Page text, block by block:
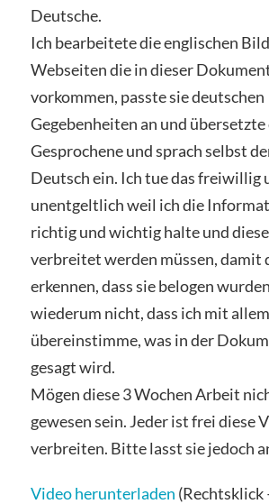
Deutsche.
Ich bearbeitete die englischen
Webseiten die in dieser
vorkommen, passte sie deutschen
Gegebenheiten an und übersetzte
Gesprochene und sprach selbst
Deutsch ein. Ich tue das freiwillig
unentgeltlich weil ich die
richtig und wichtig halte und
verbreitet werden müssen, damit
erkennen, dass sie belogen
wiederum nicht, dass ich mit
übereinstimme, was in der
gesagt wird.
Mögen diese 3 Wochen Arbeit
gewesen sein. Jeder ist frei diese
verbreiten. Bitte lasst sie jedoch
Video herunterladen (Rechtsklick